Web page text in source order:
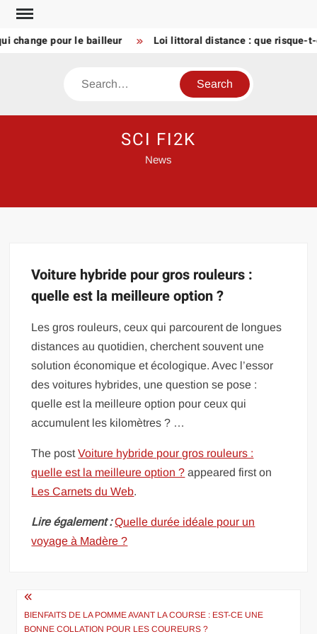
Skip
content
change pour le bailleur Loi littoral distance : que risque-
Search
SCI FI2K
News
Voiture hybride pour gros rouleurs :
quelle est la meilleure option ?
Les gros rouleurs, ceux qui parcourent de longues
distances au quotidien, cherchent souvent une
solution économique et écologique. Avec l’essor
des voitures hybrides, une question se pose :
quelle est la meilleure option pour ceux qui
accumulent les kilomètres ? …
The postVoiture hybride pour gros rouleurs :
quelle est la meilleure option ? appeared first on
Les Carnets du Web.
Lire également : Quelle durée idéale pour un
voyage à Madère ?
Navigation
de
BIENFAITS DE LA POMME AVANT LA COURSE : EST-CE UNE
BONNE COLLATION POUR LES COUREURS ?